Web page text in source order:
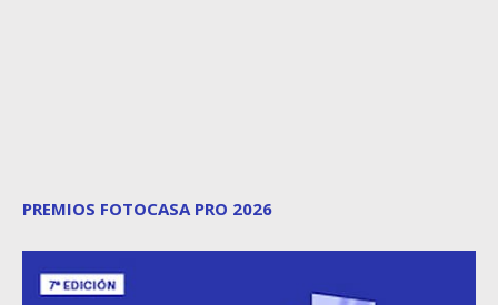
PREMIOS FOTOCASA PRO 2026